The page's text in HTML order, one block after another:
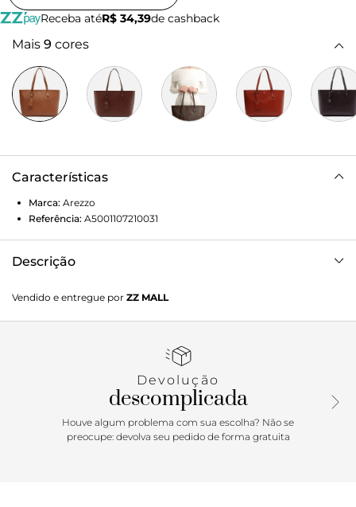
Receba atéR$ 34,39de cashback
Mais 9 cores
Características
Marca: Arezzo
Referência: A5001107210031
Descrição
estruturado e acabamento texturizado. Traz duas alças de
ombro, fecho superior em zíper e puxador. Acompanha bag
Vendido e entregue por ZZ MALL
Devolução
descomplicada
Houve algum problema com sua escolha? Não se
preocupe: devolva seu pedido de forma gratuita